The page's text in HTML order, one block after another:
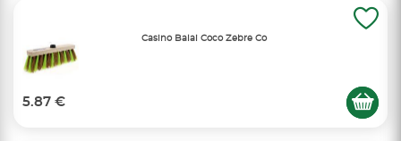
Casino Balai Coco Zebre Co
5.87 €